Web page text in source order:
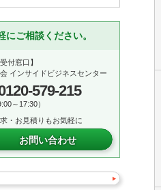
にご相談ください。
付窓口】
インサイドビジネスセンター
579-215
～17:30）
・お見積りもお気軽に
お問い合わせ